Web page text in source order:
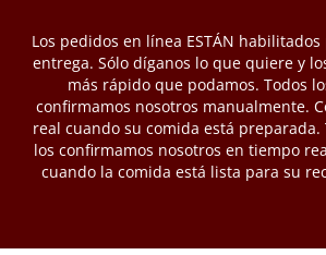
Los pedidos en línea ESTÁN
entrega. Sólo díganos lo que quiere y
más rápido que podamos. Todos
confirmamos nosotros manualmente.
real cuando su comida está preparada.
los confirmamos nosotros en tiempo
cuando la comida está lista para su